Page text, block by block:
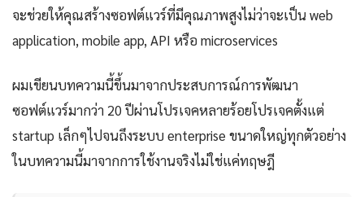
จะช่วยให้คุณสร้างซอฟต์แวร์ที่มีคุณภาพสูงไม่ว่าจะเป็น web
application, mobile app, API หรือ microservices
ผมเขียนบทความนี้ขึ้นมาจากประสบการณ์การพัฒนา
ซอฟต์แวร์มากว่า 20 ปีผ่านโปรเจคหลายร้อยโปรเจคตั้งแต่
startup เล็กๆไปจนถึงระบบ enterprise ขนาดใหญ่ทุกตัวอย่าง
ในบทความนี้มาจากการใช้งานจริงไม่ใช่แค่ทฤษฎี